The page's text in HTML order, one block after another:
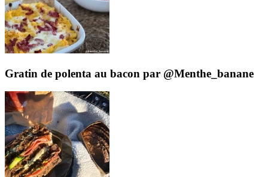
Gratin de polenta au bacon par @Menthe_banane